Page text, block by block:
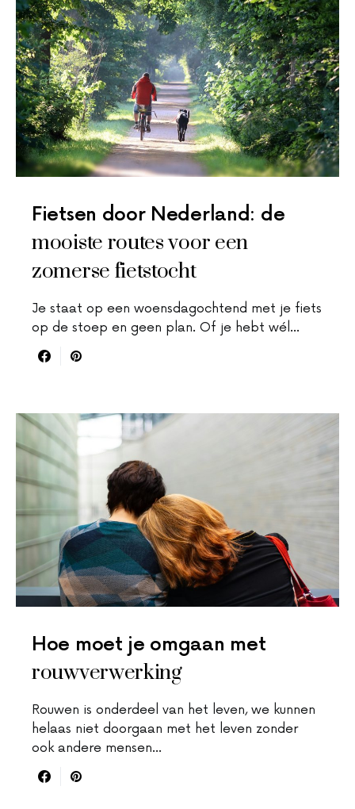
Fietsen door Nederland: de
mooiste routes voor een
zomerse fietstocht
Je staat op een woensdagochtend met je fiets
op de stoep en geen plan. Of je hebt wél…
Hoe moet je omgaan met
rouwverwerking
Rouwen is onderdeel van het leven, we kunnen
helaas niet doorgaan met het leven zonder
ook andere mensen…